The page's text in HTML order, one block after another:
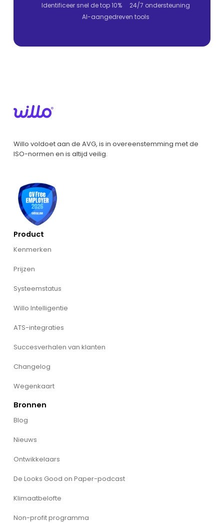
Identificeer snel de top 10%
24/7 ondersteuning
AI-aangedreven tools
Willo voldoet aan de AVG, is in overeenstemming met de
ISO-normen en is altijd veilig.
Product
Kenmerken
Prijzen
Systeemstatus
Willo Intelligentie
ATS-integraties
Succesverhalen van klanten
Changelog
Wegenkaart
Bronnen
Blog
Nieuws
Ontwikkelaars
De Looks Good on Paper-podcast
Klimaatbelofte
Non-profit programma